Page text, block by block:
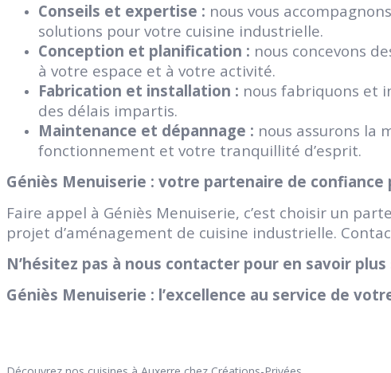
Conseils et expertise : nous vous
solutions pour votre cuisine industrielle.
Conception et planification : nous concevons
à votre espace et à votre activité.
Fabrication et installation : nous fabriquons et
des délais impartis.
Maintenance et dépannage : nous assurons la
fonctionnement et votre tranquillité d’esprit.
Géniès Menuiserie : votre partenaire de
Faire appel à Géniès Menuiserie, c’est choisir un
projet d’aménagement de cuisine industrielle.
N’hésitez pas à nous contacter pour en savoir
Géniès Menuiserie : l’excellence au service de